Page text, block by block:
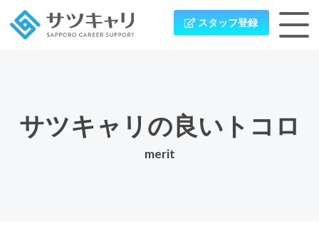
スタッフ登録
サツキャリの良いトコロ
merit